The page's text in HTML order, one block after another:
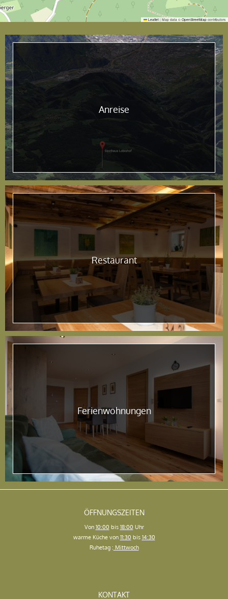
Leaflet | Map data © OpenStreetMap contributors
Anreise
Restaurant
Ferienwohnungen
ÖFFNUNGSZEITEN
Von 10:00 bis 18:00 Uhr
warme Küche von 11:30 bis 14:30
Ruhetag : Mittwoch
KONTAKT